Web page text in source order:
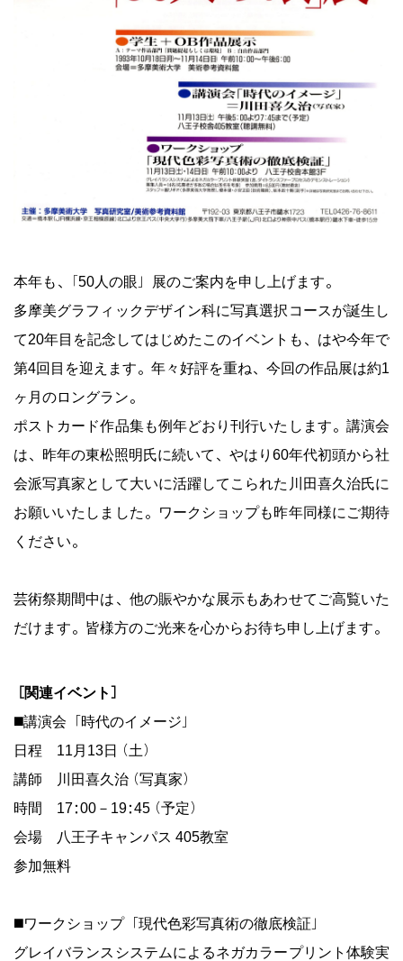
本年も、「50人の眼」展のご案内を申し上げます。
多摩美グラフィックデザイン科に写真選択コースが誕生し
て20年目を記念してはじめたこのイベントも、はや今年で
第4回目を迎えます。年々好評を重ね、今回の作品展は約1
ヶ月のロングラン。
ポストカード作品集も例年どおり刊行いたします。講演会
は、昨年の東松照明氏に続いて、やはり60年代初頭から社
会派写真家として大いに活躍してこられた川田喜久治氏に
お願いいたしました。ワークショップも昨年同様にご期待
ください。
芸術祭期間中は、他の賑やかな展示もあわせてご高覧いた
だけます。皆様方のご光来を心からお待ち申し上げます。
［関連イベント］
◼️講演会「時代のイメージ」
日程 11月13日（土）
講師 川田喜久治（写真家）
時間 17:00－19:45（予定）
会場 八王子キャンパス 405教室
参加無料
◼️ワークショップ「現代色彩写真術の徹底検証」
グレイバランスシステムによるネガカラープリント体験実